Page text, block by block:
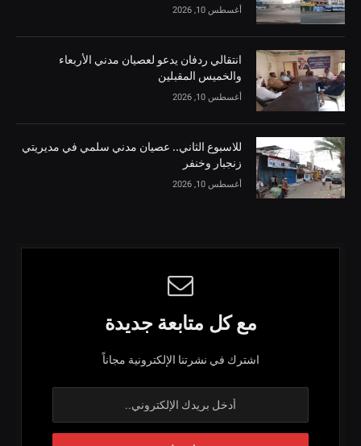
أغسطس 10, 2026
انتقالي ردفان يدعو لعصيان مدني الأربعاء
والخميس المقبلين
أغسطس 10, 2026
للاسبوع الثاني.. عصيان مدني سلمي في مديريتي
زنجبار وخنفر
أغسطس 10, 2026
مع كل متابعة جديدة
اشترك في نشرتنا الإلكترونية مجاناً